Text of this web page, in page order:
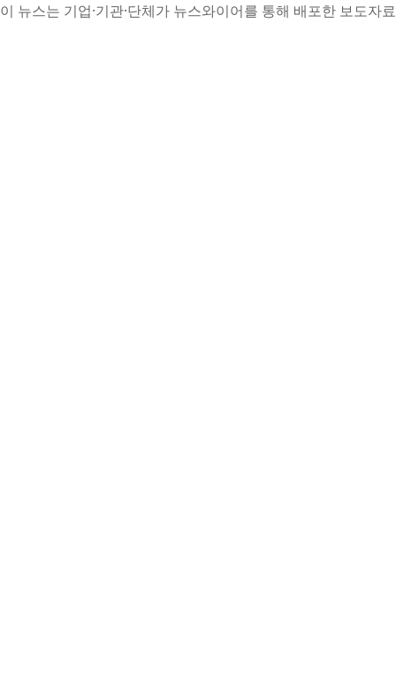
이 뉴스는 기업·기관·단체가 뉴스와이어를 통해 배포한 보도자